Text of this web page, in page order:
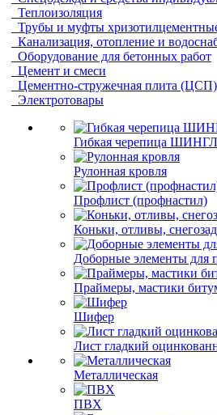
Теплоизоляция
Трубы и муфты
Канализация, отопление и
Оборудование для бетонных работ
Цемент и смеси
Цементно-стружечная плита (ЦСП)
Электротовары
Гибкая черепица
Рулонная кровля
Профлист (профнастил)
Коньки, отливы,
Доборные элементы для
Праймеры, мастики
Шифер
Лист гладкий
Металлическая
ПВХ